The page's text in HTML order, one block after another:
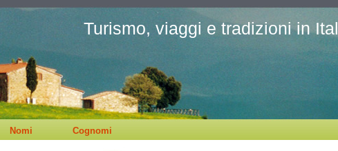
Turismo, viaggi e tradizioni in
Nomi Cognomi